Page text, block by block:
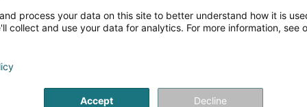
(Lëtzebuerg)
process your data on this site to better understand how it is
collect and use your data for analytics. For more information, see
Accept Decline